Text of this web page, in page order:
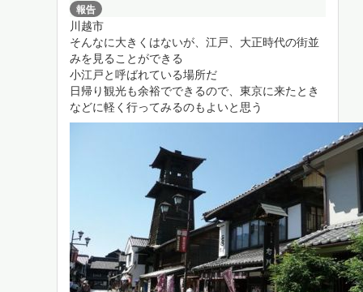
報告
川越市
そんなに大きくはないが、江戸、大正時代の街並
みを見ることができる
小江戸と呼ばれている場所だ
日帰り観光も余裕でできるので、東京に来たとき
などに軽く行ってみるのもよいと思う